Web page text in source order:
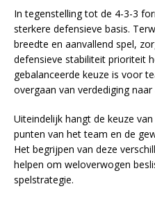
In tegenstelling tot de 4-3-3
sterkere defensieve basis.
breedte en aanvallend spel,
defensieve stabiliteit prioriteit
gebalanceerde keuze is voor
overgaan van verdediging naar
Uiteindelijk hangt de keuze
punten van het team en de
Het begrijpen van deze
helpen om weloverwogen
spelstrategie.